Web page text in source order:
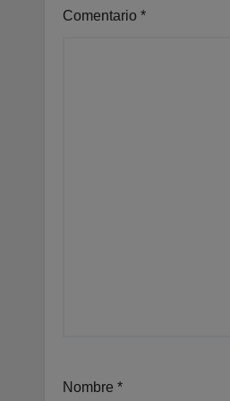
Comentario *
Nombre *